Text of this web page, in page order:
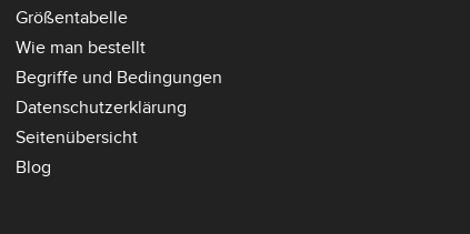
Größentabelle
Wie man bestellt
Begriffe und Bedingungen
Datenschutzerklärung
Seitenübersicht
Blog